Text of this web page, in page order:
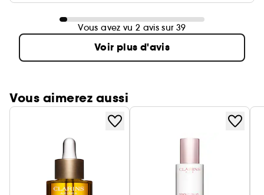
Vous avez vu 2 avis sur 39
Voir plus d'avis
Vous aimerez aussi